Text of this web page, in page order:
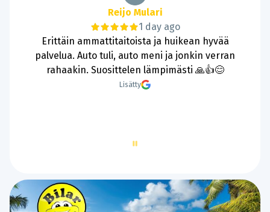
Reijo Mulari
1 day ago
Erittäin ammattitaitoista ja huikean hyvää
palvelua. Auto tuli, auto meni ja jonkin verran
rahaakin. Suosittelen lämpimästi 🙏👍😊
Lisätty